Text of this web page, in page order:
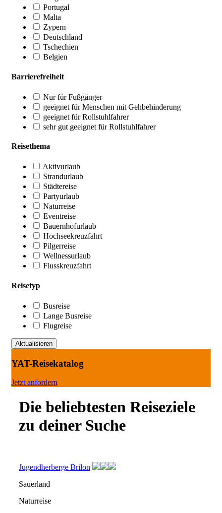
Portugal
Malta
Zypern
Deutschland
Tschechien
Belgien
Barrierefreiheit
Nur für Fußgänger
geeignet für Menschen mit Gehbehinderung
geeignet für Rollstuhlfahrer
sehr gut geeignet für Rollstuhlfahrer
Reisethema
Aktivurlaub
Strandurlaub
Städtereise
Partyurlaub
Naturreise
Eventreise
Bauernhofurlaub
Hochseekreuzfahrt
Pilgerreise
Wellnessurlaub
Flusskreuzfahrt
Reisetyp
Busreise
Lange Busreise
Flugreise
YAT-Reisekatalog
Jetzt anfordern
Die beliebtesten Reiseziele
zu deiner Suche
Jugendherberge Brilon
Sauerland
Naturreise